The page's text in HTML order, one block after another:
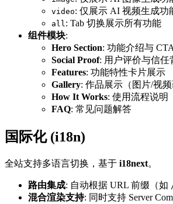
video: 仅展示 AI 视频生成功
all: Tab 切换展示所有功能
组件模块:
Hero Section: 功能介绍与
Social Proof: 用户评价与信任
Features: 功能特性卡片展示
Gallery: 作品展示（图片/视频
How It Works: 使用流程说明
FAQ: 常见问题解答
国际化 (i18n)
全站支持多语言切换，基于 i18next。
路由集成: 自动根据 URL 前缀（如
混合渲染支持: 同时支持 Server